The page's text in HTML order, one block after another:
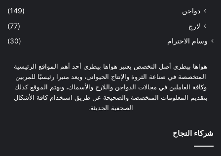
دواجن
(149)
لارج
(77)
وسام الاحترام (30)
هواها بيطري أصل التخصص يعتبر هواها بيطري أحد أهم المواقع الرئيسية
المتخصصة في صناعة الثروة والإنتاج الحيواني، ويعد منبرا رئيسيًا للمربين
وكافة العاملين في مجالات الدواجن واللارج والأسماك، ويهتم الموقع كذلك
بتقديم المعلومات المتخصصة والصحيحة عن طريق استخدام كافة الأشكال
الصحفية الحديثة.
شركاء النجاح